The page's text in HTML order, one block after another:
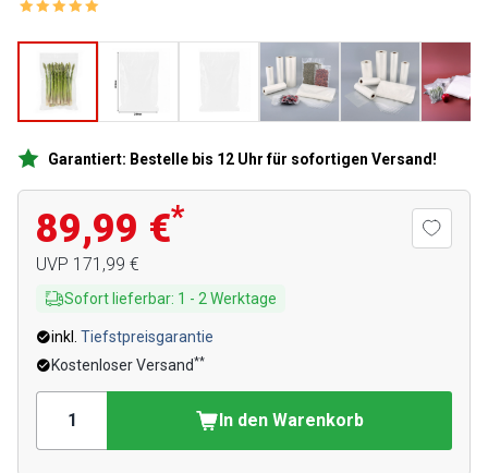
Garantiert: Bestelle bis 12 Uhr für sofortigen Versand!
89,99 €*
UVP 171,99 €
Sofort lieferbar: 1 - 2 Werktage
inkl. Tiefstpreisgarantie
Kostenloser Versand**
In den Warenkorb